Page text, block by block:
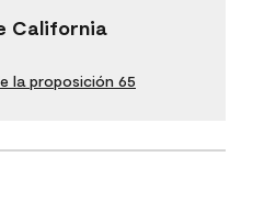
California
la proposición 65